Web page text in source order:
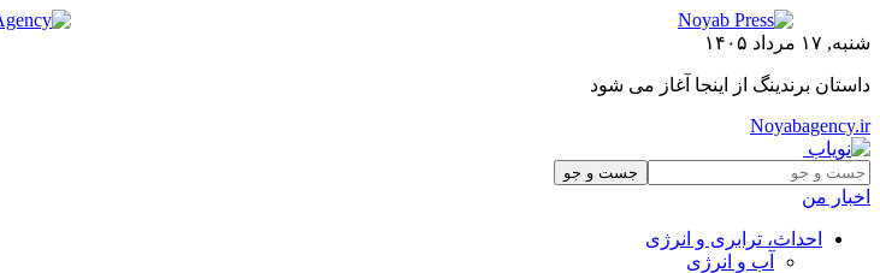
شنبه, ۱۷ مرداد ۱۴۰۵
داستان برندینگ از اینجا آغاز می شود
Noyabagency.ir
اخبار من
احداث، ترابری و انرژی
آب و انرژی